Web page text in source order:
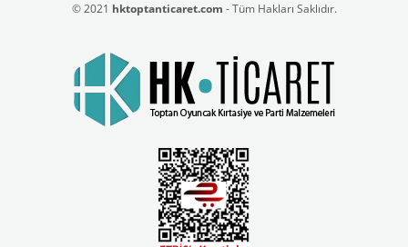
© 2021 hktoptanticaret.com - Tüm Hakları Saklıdır.